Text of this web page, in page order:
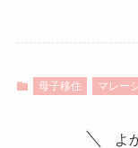
母子移住 マレー
よ